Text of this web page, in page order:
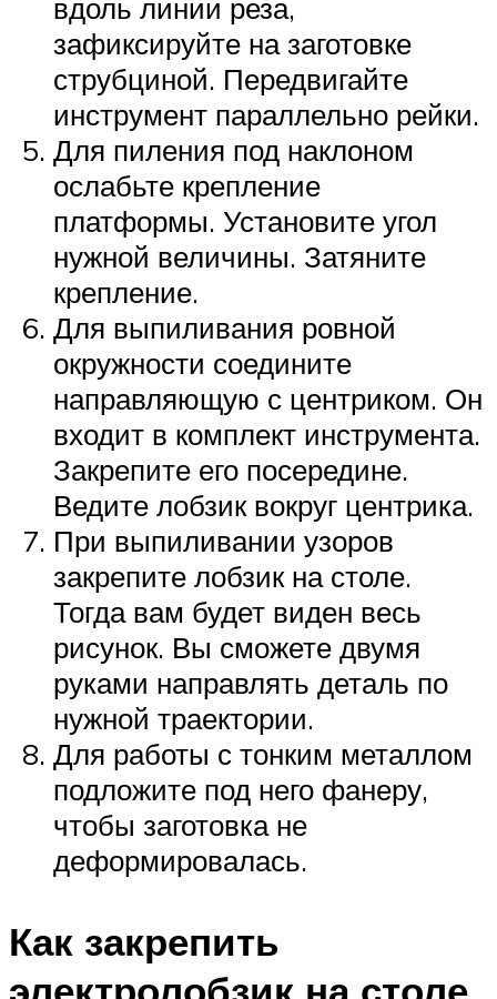
вдоль линии реза,
зафиксируйте на заготовке
струбциной. Передвигайте
инструмент параллельно рейки.
Для пиления под наклоном
ослабьте крепление
платформы. Установите угол
нужной величины. Затяните
крепление.
Для выпиливания ровной
окружности соедините
направляющую с центриком. Он
входит в комплект инструмента.
Закрепите его посередине.
Ведите лобзик вокруг центрика.
При выпиливании узоров
закрепите лобзик на столе.
Тогда вам будет виден весь
рисунок. Вы сможете двумя
руками направлять деталь по
нужной траектории.
Для работы с тонким металлом
подложите под него фанеру,
чтобы заготовка не
деформировалась.
Как закрепить